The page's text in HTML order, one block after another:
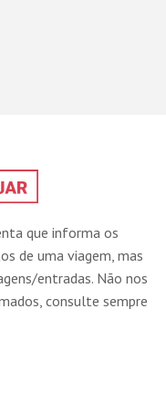
que informa os
de uma viagem, mas
entradas. Não nos
consulte sempre